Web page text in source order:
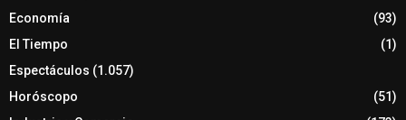
Economía
(93)
El Tiempo
(1)
Espectáculos (1.057)
Horóscopo
(51)